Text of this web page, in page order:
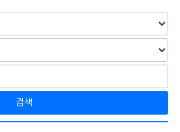
검색